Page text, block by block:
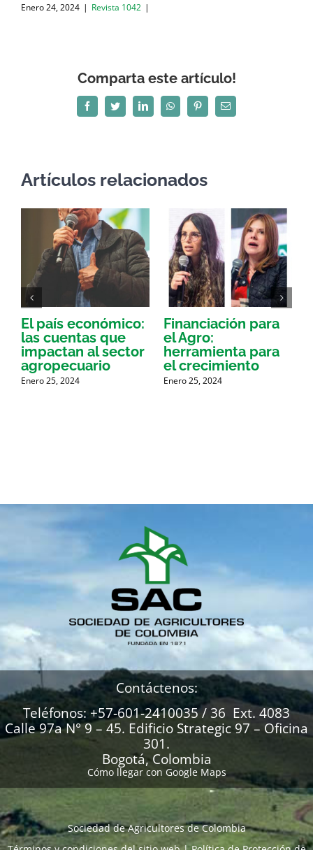
Enero 24, 2024 | Revista 1042 |
Comparta este artículo!
FacebookTwitterLinkedInWhatsAppPinterestCorreo
electrónico
Artículos relacionados
El país económico:
las cuentas que
impactan al sector
agropecuario
Enero 25, 2024
Financiación para
el Agro:
herramienta para
el crecimiento
Enero 25, 2024
Contáctenos:
Teléfonos: +57-601-2410035 / 36 Ext. 4083
Calle 97a N° 9 – 45. Edificio Strategic 97 – Oficina
301.
Bogotá, Colombia
Cómo llegar con Google Maps
Sociedad de Agricultores de Colombia